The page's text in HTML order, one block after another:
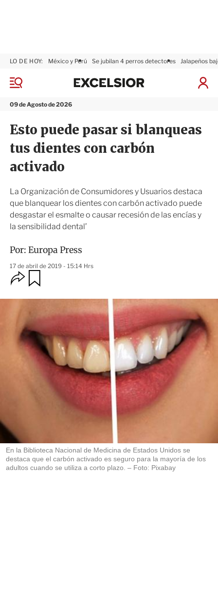
M
n
09 de Agosto de 2026
LO DE HOY: México y Perú Se jubilan 4 perros detectores Jalapeños
I
x
s
i
o
r
Esto puede pasar si blanqueas
tus dientes con carbón
activado
La Organización de Consumidores y Usuarios destaca
que blanquear los dientes con carbón activado puede
desgastar el esmalte o causar recesión de las encías y
la sensibilidad dental’
Por: Europa Press
17 de abril de 2019 - 15:14 Hrs
O
p
i
o
n
e
s
d
e
r
a
En la Biblioteca Nacional de Medicina de Estados Unidos se
destaca que el carbón activado es seguro para la mayoría de los
adultos cuando se utiliza a corto plazo. – Foto: Pixabay